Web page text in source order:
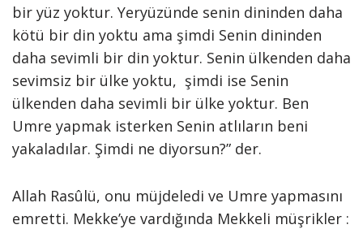
bir yüz yoktur. Yeryüzünde senin dininden daha
kötü bir din yoktu ama şimdi Senin dininden
daha sevimli bir din yoktur. Senin ülkenden daha
sevimsiz bir ülke yoktu, şimdi ise Senin
ülkenden daha sevimli bir ülke yoktur. Ben
Umre yapmak isterken Senin atlıların beni
yakaladılar. Şimdi ne diyorsun?” der.
Allah Rasûlü, onu müjdeledi ve Umre yapmasını
emretti. Mekke’ye vardığında Mekkeli müşrikler :